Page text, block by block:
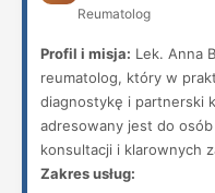
Reumatolog
Profil i misja: Lek. Anna
reumatolog, który w
diagnostykę i partnerski
adresowany jest do
konsultacji i klarownych
Zakres usług: